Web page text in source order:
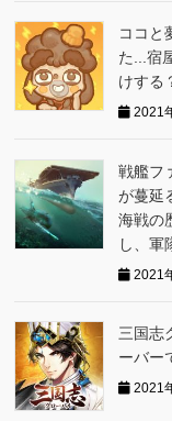
ココと
た...宿
けする
2021
戦艦フ
が蔓延
海戦の
し、軍
2021
三国志
ーバー
2021